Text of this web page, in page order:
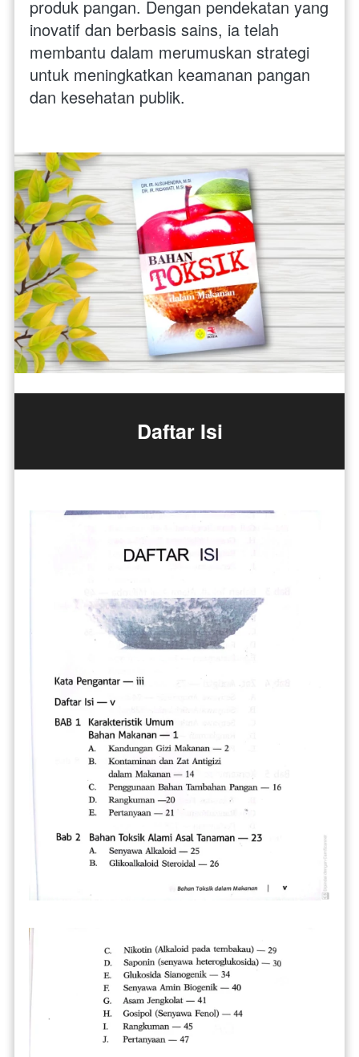
produk pangan. Dengan pendekatan yang
inovatif dan berbasis sains, ia telah
membantu dalam merumuskan strategi
untuk meningkatkan keamanan pangan
dan kesehatan publik.
Daftar Isi